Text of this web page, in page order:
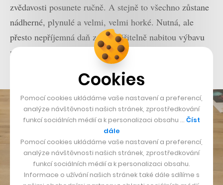
zvědavosti posunete ručně. A stejně to všechno zůstane
nádherné, plynulé a velmi, velmi horké. Nutná, ale
přesto nepříjemná daň za neuvěřitelně nabitou výbavu
novinky je zcela očekávatelné hučení větráků a horký
Cookies
Pomocí cookies ukládáme vaše nastavení a preferencí,
analýze návštěvnosti našich stránek, zprostředkování
funkcí sociálních médií a k personalizaci obsahu … Číst
dále
Pomocí cookies ukládáme vaše nastavení a preferencí,
analýze návštěvnosti našich stránek, zprostředkování
funkcí sociálních médií a k personalizaci obsahu.
Informace o užívání našich stránek také dále sdílíme s